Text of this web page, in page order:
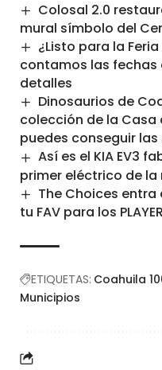
Colosal 2.0
mural símbolo del
¿Listo para la
contamos las fechas
detalles
Dinosaurios de
colección de la Casa
puedes conseguir
Así es el KIA EV3
primer eléctrico de la
The Choices
tu FAV para los
ETIQUETAS: Coahuila
Municipios